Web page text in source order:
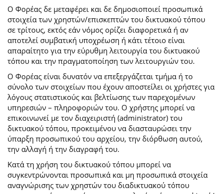
Ο Φορέας δε μεταφέρει και δε δημοσιοποιεί προσωπικά
στοιχεία των χρηστών/επισκεπτών του δικτυακού τόπου
σε τρίτους, εκτός εάν νόμος ορίζει διαφορετικά ή αν
αποτελεί συμβατική υποχρέωση ή κάτι τέτοιο είναι
απαραίτητο για την εύρυθμη λειτουργία του δικτυακού
τόπου και την πραγματοποίηση των λειτουργιών του.
Ο Φορέας είναι δυνατόν να επεξεργάζεται τμήμα ή το
σύνολο των στοιχείων που έχουν αποστείλει οι χρήστες για
λόγους στατιστικούς και βελτίωσης των παρεχομένων
υπηρεσιών – πληροφοριών του. Ο χρήστης μπορεί να
επικοινωνεί με τον διαχειριστή (administrator) του
δικτυακού τόπου, προκειμένου να διασταυρώσει την
ύπαρξη προσωπικού του αρχείου, την διόρθωση αυτού,
την αλλαγή ή την διαγραφή του.
Κατά τη χρήση του δικτυακού τόπου μπορεί να
συγκεντρώνονται προσωπικά και μη προσωπικά στοιχεία
αναγνώρισης των χρηστών του διαδικτυακού τόπου